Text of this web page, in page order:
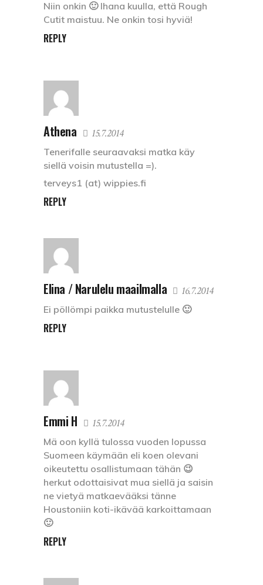
Niin onkin 🙂 Ihana kuulla, että Rough
Cutit maistuu. Ne onkin tosi hyviä!
REPLY
Athena 15.7.2014
Tenerifalle seuraavaksi matka käy
siellä voisin mutustella =).
terveys1 (at) wippies.fi
REPLY
Elina / Narulelu maailmalla 16.7.2014
Ei pöllömpi paikka mutustelulle 🙂
REPLY
Emmi H 15.7.2014
Mä oon kyllä tulossa vuoden lopussa
Suomeen käymään eli koen olevani
oikeutettu osallistumaan tähän 😉
herkut odottaisivat mua siellä ja saisin
ne vietyä matkaevääksi tänne
Houstoniin koti-ikävää karkoittamaan
🙂
REPLY